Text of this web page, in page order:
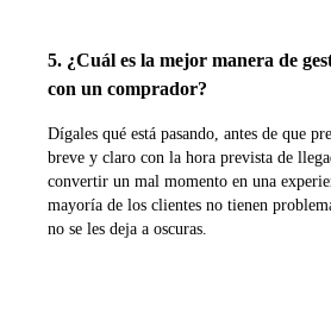
5. ¿Cuál es la mejor manera de
con un comprador?
Dígales qué está pasando, antes de que
breve y claro con la hora prevista de
convertir un mal momento en una
mayoría de los clientes no tienen
no se les deja a oscuras.